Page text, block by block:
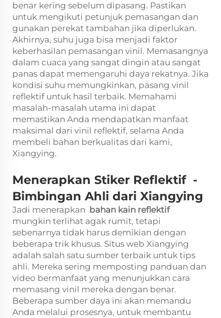
benar kering sebelum dipasang. Pastikan
untuk mengikuti petunjuk pemasangan dan
gunakan perekat tambahan jika diperlukan.
Akhirnya, suhu juga bisa menjadi faktor
keberhasilan pemasangan vinil. Memasangnya
dalam cuaca yang sangat dingin atau sangat
panas dapat memengaruhi daya rekatnya. Jika
kondisi suhu memungkinkan, pasang vinil
reflektif untuk hasil terbaik. Memahami
masalah-masalah utama ini dapat
memastikan Anda mendapatkan manfaat
maksimal dari vinil reflektif, selama Anda
membeli bahan berkualitas dari kami,
Xiangying.
Menerapkan Stiker Reflektif -
Bimbingan Ahli dari Xiangying
Jadi menerapkan bahan kain reflektif
mungkin terlihat agak rumit, tetapi
sebenarnya tidak harus demikian dengan
beberapa trik khusus. Situs web Xiangying
adalah salah satu sumber terbaik untuk tips
ahli. Mereka sering memposting panduan dan
video bermanfaat yang menunjukkan cara
memasang vinil mereka dengan benar.
Beberapa sumber daya ini akan memandu
Anda melalui prosesnya, untuk membantu